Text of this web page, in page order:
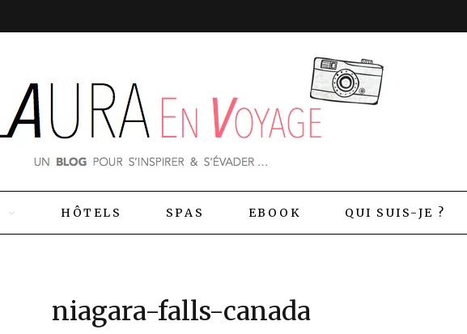
HÔTELS SPAS EBOOK QUI SUIS-JE ?
niagara-falls-canada